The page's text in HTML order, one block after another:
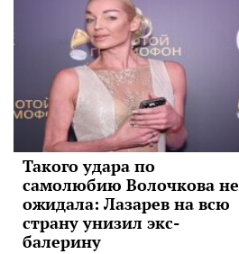
Такого удара по
самолюбию Волочкова не
ожидала: Лазарев на всю
страну унизил экс-
балерину